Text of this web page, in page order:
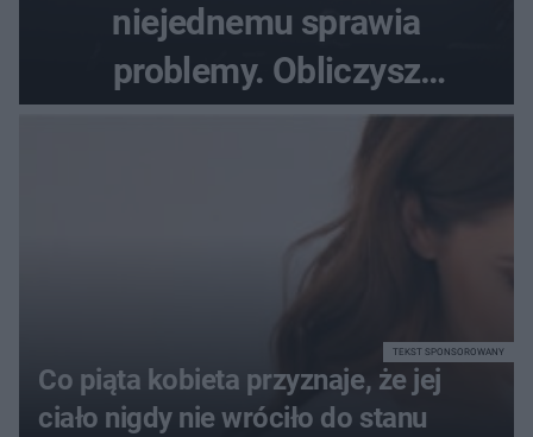
niejednemu sprawia
problemy. Obliczysz
poprawnie, ile to jest
Co piąta kobieta przyznaje, że jej
ciało nigdy nie wróciło do stanu
TEKST SPONSOROWANY